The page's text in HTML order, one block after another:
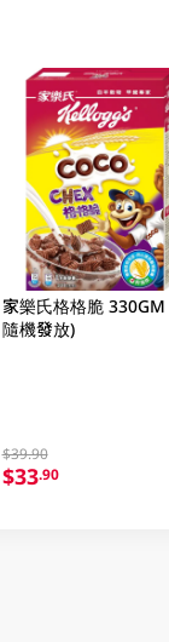
家樂氏格格脆 330GM
隨機發放)
$39.90
$33.90